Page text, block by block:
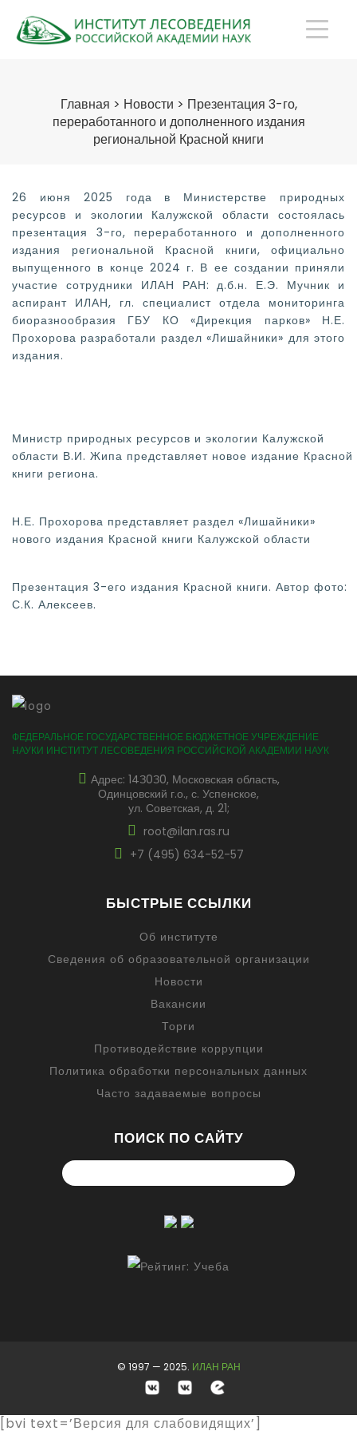
Главная > Новости > Презентация 3-го,
переработанного и дополненного издания
региональной Красной книги
26 июня 2025 года в Министерстве природных
ресурсов и экологии Калужской области состоялась
презентация 3-го, переработанного и дополненного
издания региональной Красной книги, официально
выпущенного в конце 2024 г. В ее создании приняли
участие сотрудники ИЛАН РАН: д.б.н. Е.Э. Мучник и
аспирант ИЛАН, гл. специалист отдела мониторинга
биоразнообразия ГБУ КО «Дирекция парков» Н.Е.
Прохорова разработали раздел «Лишайники» для этого
издания.
Министр природных ресурсов и экологии Калужской
области В.И. Жипа представляет новое издание Красной
книги региона.
Н.Е. Прохорова представляет раздел «Лишайники»
нового издания Красной книги Калужской области
Презентация 3-его издания Красной книги. Автор фото:
С.К. Алексеев.
ФЕДЕРАЛЬНОЕ ГОСУДАРСТВЕННОЕ БЮДЖЕТНОЕ УЧРЕЖДЕНИЕ
НАУКИ ИНСТИТУТ ЛЕСОВЕДЕНИЯ РОССИЙСКОЙ АКАДЕМИИ НАУК
Адрес: 14З0З0, Московская область,
Одинцовский г.о., с. Успенское,
ул. Советская, д. 21;
root@ilan.ras.ru
+7 (495) 634-52-57
БЫСТРЫЕ ССЫЛКИ
Об институте
Сведения об образовательной организации
Новости
Вакансии
Торги
Противодействие коррупции
Политика обработки персональных данных
Часто задаваемые вопросы
ПОИСК ПО САЙТУ
© 1997 — 2025. ИЛАН РАН
[bvi text=’Версия для слабовидящих’]